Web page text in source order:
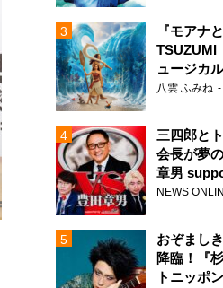
『モアナ
TSUZUMI
ュージカ
声を響か
八雲 ふみね
三四郎と
会長が夢
章男
ルナイト
NEWS
おぞまし
降臨！『
トニッポ